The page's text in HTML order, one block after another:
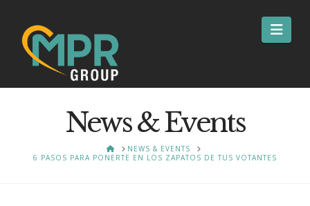
News & Events
HOMENEWS & EVENTS
6 PASOS PARA PONERTE EN LOS ZAPATOS DE TUS VOTANTES